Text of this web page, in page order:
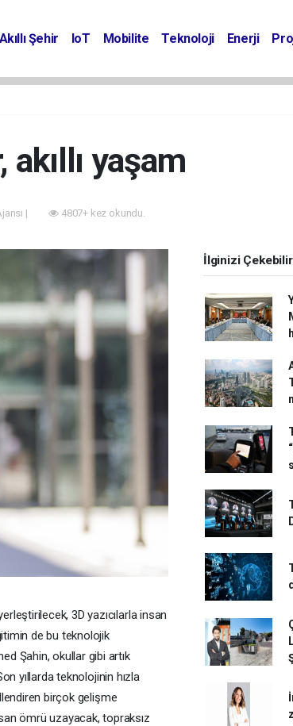
Akıllı Şehir IoT Mobilite Teknoloji Enerji
akıllı yaşam
| 4807+ kez okundu.
3D yazıcılarla insan
de bu teknolojik
Şahin, okullar gibi artık
yıllarda teknolojinin hızla
birçok gelişme
ömrü uzayacak, topraksız
İlginizi Çekebilir